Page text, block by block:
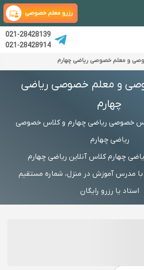
رزرو معلم خصوصی
021-28428139
021-28428914
و معلم خصوصی ریاضی چهارم
و معلم خصوصی ریاضی
چهارم
خصوصی ریاضی چهارم و کلاس خصوصی
ریاضی چهارم
چهارم کلاس آنلاین ریاضی چهارم
مدرس آموزش در منزل، شماره مستقیم
استاد یا رزرو رایگان